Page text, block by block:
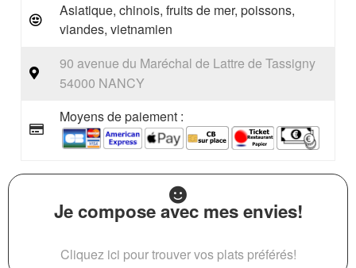
Asiatique, chinois, fruits de mer, poissons,
viandes, vietnamien
90 avenue du Maréchal de Lattre de Tassigny
54000 NANCY
Moyens de paiement :
Je compose avec mes envies!
Cliquez ici pour trouver vos plats préférés!